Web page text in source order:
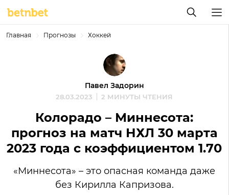
Главная Прогнозы Хоккей
Павел Задорин
28.03.2023 2 МИНУТЫ ЧТЕНИЯ
Колорадо – Миннесота:
прогноз на матч НХЛ 30 марта
2023 года с коэффициентом 1.70
«Миннесота» – это опасная команда даже
без Кирилла Капризова.